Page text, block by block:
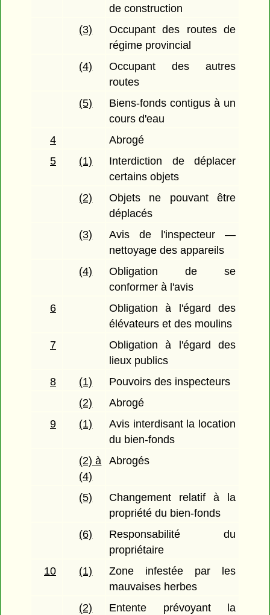
de construction
(3)
Occupant des routes de
régime provincial
(4)
Occupant des autres
routes
(5)
Biens-fonds contigus à un
cours d'eau
4
Abrogé
5
(1)
Interdiction de déplacer
certains objets
(2)
Objets ne pouvant être
déplacés
(3)
Avis de l'inspecteur —
nettoyage des appareils
(4)
Obligation de se
conformer à l'avis
6
Obligation à l'égard des
élévateurs et des moulins
7
Obligation à l'égard des
lieux publics
8
(1)
Pouvoirs des inspecteurs
(2)
Abrogé
9
(1)
Avis interdisant la location
du bien-fonds
(2) à
(4)
Abrogés
(5)
Changement relatif à la
propriété du bien-fonds
(6)
Responsabilité du
propriétaire
10
(1)
Zone infestée par les
mauvaises herbes
(2)
Entente prévoyant la